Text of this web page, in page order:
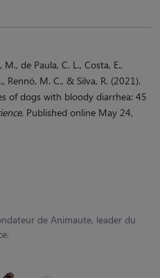
M., de Paula, C. L., Costa, E.,
Rennó, M. C., & Silva, R. (2021).
of dogs with bloody diarrhea: 45
, Published online May 24,
de Animaute, leader du